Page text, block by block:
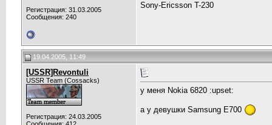
Регистрация: 31.03.2005
Сообщения: 240
Sony-Ericsson T-230
19.04.2005, 11:49
[USSR]Revontuli
USSR Team (Cossacks)
Регистрация: 24.03.2005
у меня Nokia 6820 :upset:
а у девушки Samsung E700